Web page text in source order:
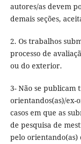
autores/as devem
demais seções,
2. Os trabalhos
processo de
ou do exterior.
3- Não se publicam
orientandos(as)/ex-
casos em que as
de pesquisa de
pelo orientando(as)